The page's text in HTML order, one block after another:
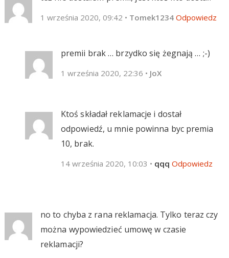
1 września 2020, 09:42 • Tomek1234 Odpowiedz
premii brak … brzydko się żegnają … ;-)
1 września 2020, 22:36 • JoX
Ktoś składał reklamacje i dostał
odpowiedź, u mnie powinna byc premia
10, brak.
14 września 2020, 10:03 • qqq Odpowiedz
no to chyba z rana reklamacja. Tylko teraz czy
można wypowiedzieć umowę w czasie
reklamacji?